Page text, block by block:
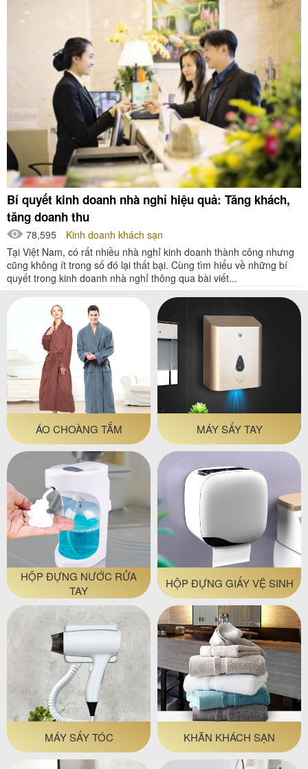
Bí quyết kinh doanh nhà nghỉ hiệu quả: Tăng khách,
tăng doanh thu
78,595
Kinh doanh khách sạn
Tại Việt Nam, có rất nhiều nhà nghỉ kinh doanh thành công nhưng
cũng không ít trong số đó lại thất bại. Cùng tìm hiểu về những bí
quyết trong kinh doanh nhà nghỉ thông qua bài viết...
ÁO CHOÀNG TẮM MÁY SẤY TAY
HỘP ĐỰNG NƯỚC RỬA
TAY
HỘP ĐỰNG GIẤY VỆ SINH
MÁY SẤY TÓC KHĂN KHÁCH SẠN